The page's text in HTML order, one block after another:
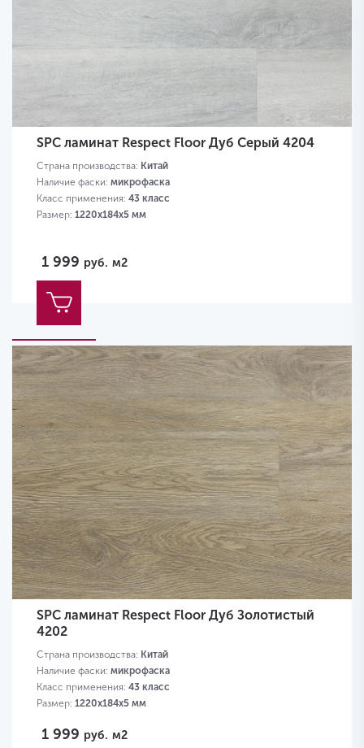
SPC ламинат Respect Floor Дуб Серый 4204
Страна производства: Китай
Наличие фаски: микрофаска
Класс применения: 43 класс
Размер: 1220х184х5 мм
1 999 руб. м2
SPC ламинат Respect Floor Дуб Золотистый
4202
Страна производства: Китай
Наличие фаски: микрофаска
Класс применения: 43 класс
Размер: 1220х184х5 мм
1 999 руб. м2